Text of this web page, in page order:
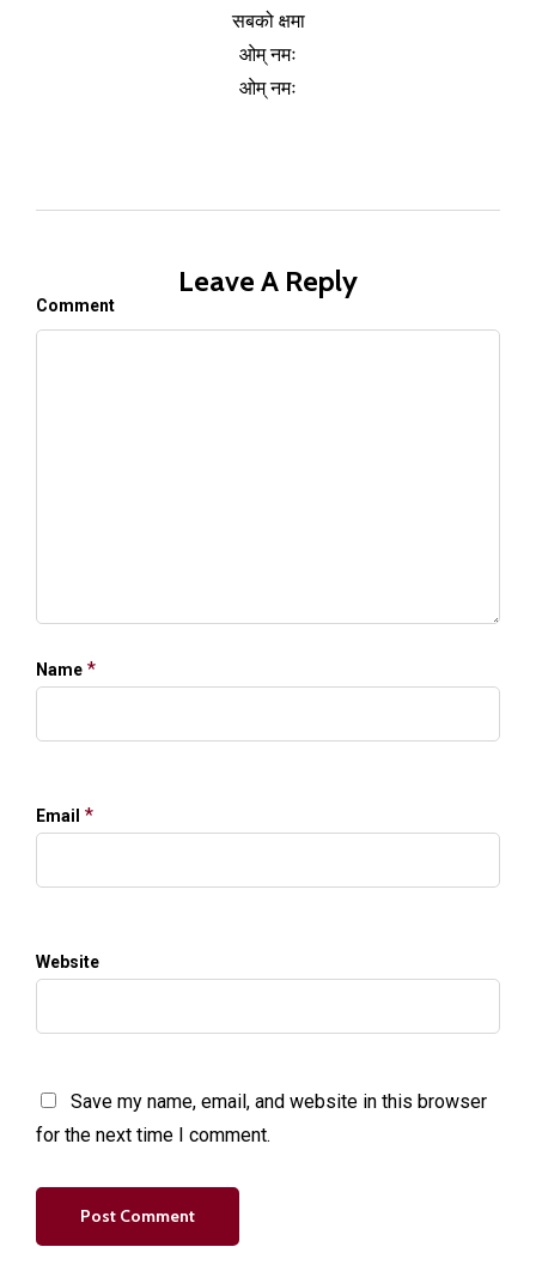
सबको क्षमा
ओम् नमः
ओम् नमः
Leave A Reply
Comment
Name *
Email *
Website
Save my name, email, and website in this browser
for the next time I comment.